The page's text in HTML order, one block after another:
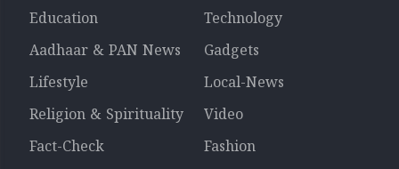
Education
Technology
Aadhaar & PAN News
Gadgets
Lifestyle
Local-News
Religion & Spirituality
Video
Fact-Check
Fashion